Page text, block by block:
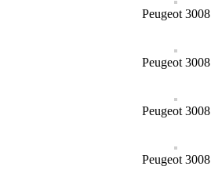
Peugeot 3008
Peugeot 3008
Peugeot 3008
Peugeot 3008